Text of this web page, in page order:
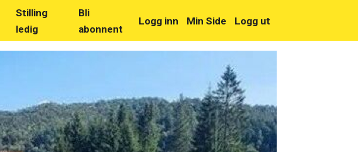
Stilling
ledig
Bli
abonnent
Logg inn Min Side Logg ut